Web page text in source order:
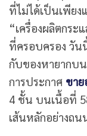
ที่ไม่ได้เป็นเพีย
“เครื่องผลิตกร
ที่ครอบครอง วัน
กับของหายากบ
การประกาศ ขา
4 ชั้น บนเนื้อที่
เส้นหลักอย่างถน